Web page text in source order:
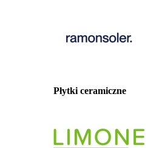
Płytki ceramiczne